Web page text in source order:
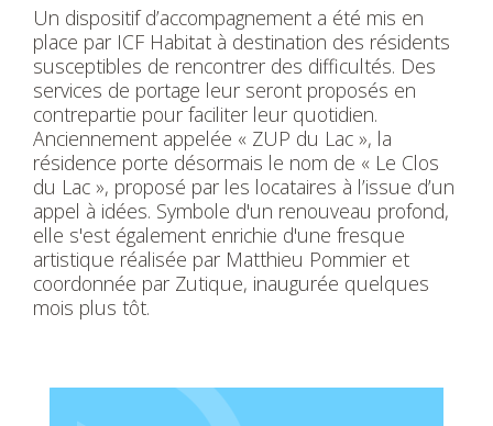
Un dispositif d’accompagnement a été mis en
place par ICF Habitat à destination des résidents
susceptibles de rencontrer des difficultés. Des
services de portage leur seront proposés en
contrepartie pour faciliter leur quotidien.
Anciennement appelée « ZUP du Lac », la
résidence porte désormais le nom de « Le Clos
du Lac », proposé par les locataires à l’issue d’un
appel à idées. Symbole d'un renouveau profond,
elle s'est également enrichie d'une fresque
artistique réalisée par Matthieu Pommier et
coordonnée par Zutique, inaugurée quelques
mois plus tôt.